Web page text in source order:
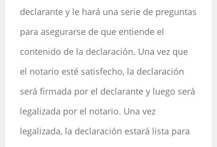
declarante y le hará una serie de preguntas
para asegurarse de que entiende el
contenido de la declaración. Una vez que
el notario esté satisfecho, la declaración
será firmada por el declarante y luego será
legalizada por el notario. Una vez
legalizada, la declaración estará lista para